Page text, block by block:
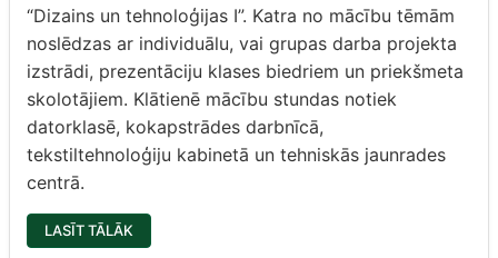
“Dizains un tehnoloģijas I”. Katra no mācību tēmām
noslēdzas ar individuālu, vai grupas darba projekta
izstrādi, prezentāciju klases biedriem un priekšmeta
skolotājiem. Klātienē mācību stundas notiek
datorklasē, kokapstrādes darbnīcā,
tekstiltehnoloģiju kabinetā un tehniskās jaunrades
centrā.
LASĪT TĀLĀK
UN